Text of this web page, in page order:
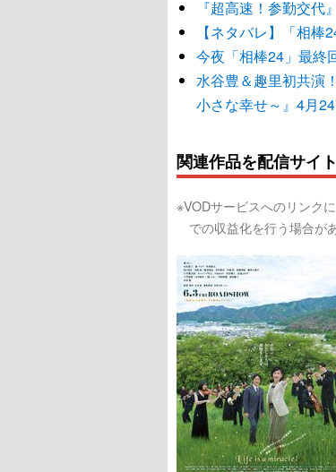
『超高速！参勤交
【ネタバレ】「相
今夜「相棒24」最終
水谷豊＆趣里初共演
小さな幸せ～』4月
関連作品を配信サイ
※VODサービスへのリンク
での収益化を行う場合が